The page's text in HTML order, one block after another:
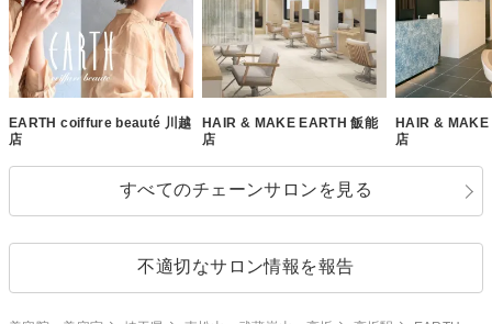
EARTH coiffure beauté 川越
店
HAIR & MAKE EARTH 飯能
店
HAIR & MAKE
店
すべてのチェーンサロンを見る
不適切なサロン情報を報告